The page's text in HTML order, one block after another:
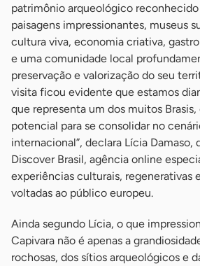
patrimônio arqueológico
paisagens impressionantes, museus
cultura viva, economia criativa,
e uma comunidade local
preservação e valorização do seu
visita ficou evidente que estamos
que representa um dos muitos
potencial para se consolidar no
internacional”, declara Lícia Damaso,
Discover Brasil, agência online
experiências culturais, regenerativas
voltadas ao público europeu.
Ainda segundo Lícia, o que
Capivara não é apenas a
rochosas, dos sítios arqueológicos e